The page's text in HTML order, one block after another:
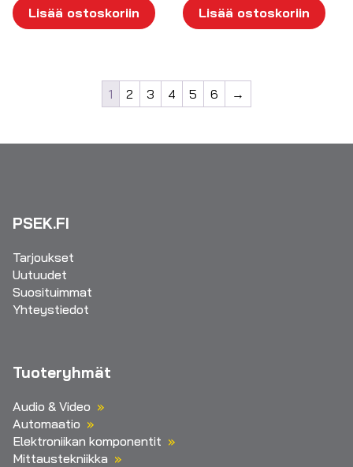
Lisää ostoskoriin Lisää ostoskoriin
1 2 3 4 5 6 →
PSEK.FI
Tarjoukset
Uutuudet
Suosituimmat
Yhteystiedot
Tuoteryhmät
Audio & Video
Automaatio
Elektroniikan komponentit
Mittaustekniikka